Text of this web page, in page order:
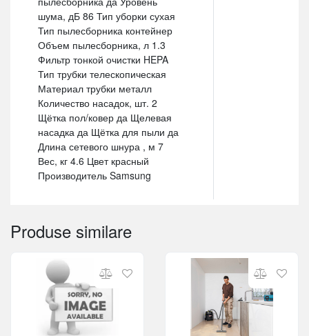
шума, дБ 86 Тип уборки сухая
Тип пылесборника контейнер
Объем пылесборника, л 1.3
Фильтр тонкой очистки HEPA
Тип трубки телескопическая
Материал трубки металл
Количество насадок, шт. 2
Щётка пол/ковер да Щелевая
насадка да Щётка для пыли да
Длина сетевого шнура , м 7
Вес, кг 4.6 Цвет красный
Производитель Samsung
Produse similare